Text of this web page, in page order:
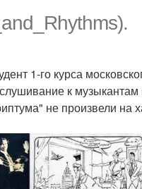
1-го курса
к музыкантам
не произвели на